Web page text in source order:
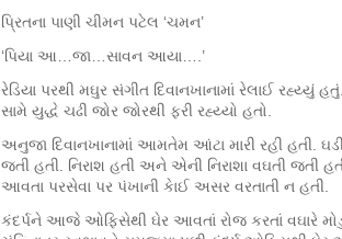
પ્રિતના પાણી ચીમન પટેલ ‘ચમન’
‘પિયા આ…જા…સાવન આયા….’
રેડિયા પરથી મઘુર સંગીત દિવાનખાનામાં રેલાઈ રહ્ય્યું
સામે યુદ્ધે ચઢી જોર જોરથી ફરી રહ્ય્યો હતો.
અનુજા દિવાનખાનામાં આમતેમ આંટા મારી રહી હતી.
જતી હતી. નિરાશ હતી અને એની નિરાશા વઘતી જતી
આવતા પરસેવા પર પંખાની કેાઈ અસર વરતાતી ન હતી.
કંદર્પને આજે ઓફિસેથી ઘેર આવતાં રોજ કરતાં વઘારે